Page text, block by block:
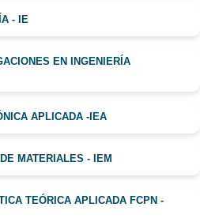
- IE
EN INGENIERÍA
APLICADA -IEA
MATERIALES - IEM
TEÓRICA APLICADA FCPN -